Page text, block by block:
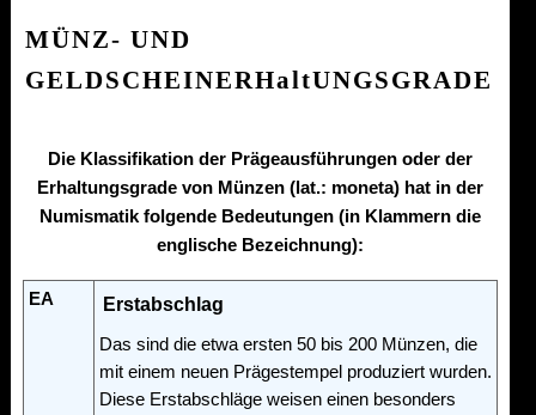
MÜNZ- UND
GELDSCHEINERHaltUNGSGRADE
Die Klassifikation der Prägeausführungen oder der
Erhaltungsgrade von Münzen (lat.: moneta) hat in der
Numismatik folgende Bedeutungen (in Klammern die
englische Bezeichnung):
EA Erstabschlag
Das sind die etwa ersten 50 bis 200 Münzen, die
mit einem neuen Prägestempel produziert wurden.
Diese Erstabschläge weisen einen besonders